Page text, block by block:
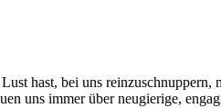
hast, bei uns
uns immer über neugierige,